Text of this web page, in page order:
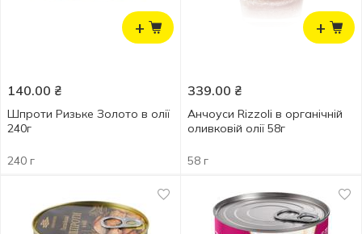
+
140.00 ₴
Шпроти Ризьке Золото в олії
240г
240 г
+
339.00 ₴
Анчоуси Rizzoli в органічній
оливковій олії 58г
58 г